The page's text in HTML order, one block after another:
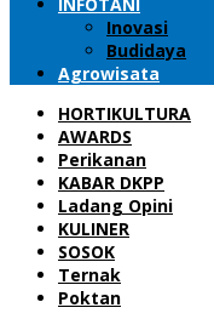
Inovasi
Budidaya
Agrowisata
HORTIKULTURA
AWARDS
Perikanan
KABAR DKPP
Ladang Opini
KULINER
SOSOK
Ternak
Poktan